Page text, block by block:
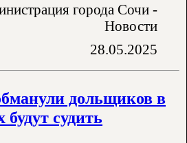
города Сочи -
Новости
28.05.2025
дольщиков в
судить